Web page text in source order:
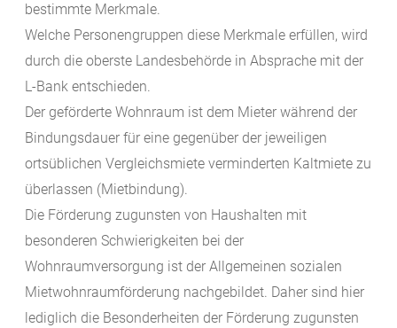
bestimmte Merkmale.
Welche Personengruppen diese Merkmale erfüllen, wird
durch die oberste Landesbehörde in Absprache mit der
L-Bank entschieden.
Der geförderte Wohnraum ist dem Mieter während der
Bindungsdauer für eine gegenüber der jeweiligen
ortsüblichen Vergleichsmiete verminderten Kaltmiete zu
überlassen (Mietbindung).
Die Förderung zugunsten von Haushalten mit
besonderen Schwierigkeiten bei der
Wohnraumversorgung ist der Allgemeinen sozialen
Mietwohnraumförderung nachgebildet. Daher sind hier
lediglich die Besonderheiten der Förderung zugunsten